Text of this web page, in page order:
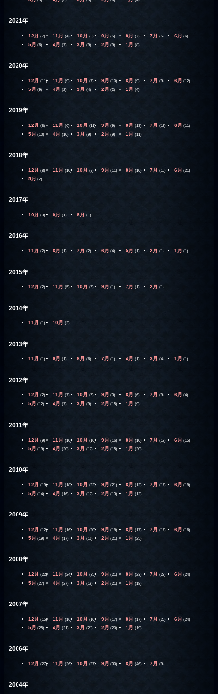
2021年
12月 (7) 11月 (4) 10月 (6) 9月 (5) 8月 (7) 7月 (5) 6月 (6)
5月 (6) 4月 (7) 3月 (9) 2月 (9) 1月 (8)
2020年
12月 (11) 11月 (9) 10月 (7) 9月 (10) 8月 (9) 7月 (9) 6月 (12)
5月 (9) 4月 (2) 3月 (4) 2月 (2) 1月 (4)
2019年
12月 (8) 11月 (6) 10月 (11) 9月 (9) 8月 (13) 7月 (12) 6月 (11)
5月 (10) 4月 (10) 3月 (9) 2月 (9) 1月 (11)
2018年
12月 (8) 11月 (10) 10月 (9) 9月 (11) 8月 (10) 7月 (16) 6月 (21)
5月 (2)
2017年
10月 (3) 9月 (1) 8月 (1)
2016年
11月 (2) 8月 (1) 7月 (2) 6月 (4) 5月 (1) 2月 (1) 1月 (1)
2015年
12月 (2) 11月 (5) 10月 (6) 9月 (1) 7月 (1) 2月 (1)
2014年
11月 (1) 10月 (2)
2013年
11月 (1) 9月 (1) 8月 (6) 7月 (1) 4月 (1) 3月 (4) 1月 (1)
2012年
12月 (2) 11月 (7) 10月 (5) 9月 (3) 8月 (6) 7月 (9) 6月 (4)
5月 (12) 4月 (7) 3月 (9) 2月 (15) 1月 (9)
2011年
12月 (9) 11月 (10) 10月 (16) 9月 (16) 8月 (10) 7月 (12) 6月 (15)
5月 (19) 4月 (20) 3月 (17) 2月 (15) 1月 (20)
2010年
12月 (19) 11月 (18) 10月 (22) 9月 (21) 8月 (12) 7月 (17) 6月 (18)
5月 (14) 4月 (16) 3月 (17) 2月 (13) 1月 (12)
2009年
12月 (12) 11月 (16) 10月 (20) 9月 (18) 8月 (17) 7月 (17) 6月 (16)
5月 (19) 4月 (17) 3月 (16) 2月 (21) 1月 (25)
2008年
12月 (22) 11月 (24) 10月 (25) 9月 (21) 8月 (23) 7月 (23) 6月 (24)
5月 (27) 4月 (27) 3月 (18) 2月 (21) 1月 (18)
2007年
12月 (15) 11月 (16) 10月 (16) 9月 (17) 8月 (17) 7月 (20) 6月 (24)
5月 (25) 4月 (21) 3月 (21) 2月 (20) 1月 (19)
2006年
12月 (27) 11月 (26) 10月 (27) 9月 (30) 8月 (46) 7月 (9)
2004年